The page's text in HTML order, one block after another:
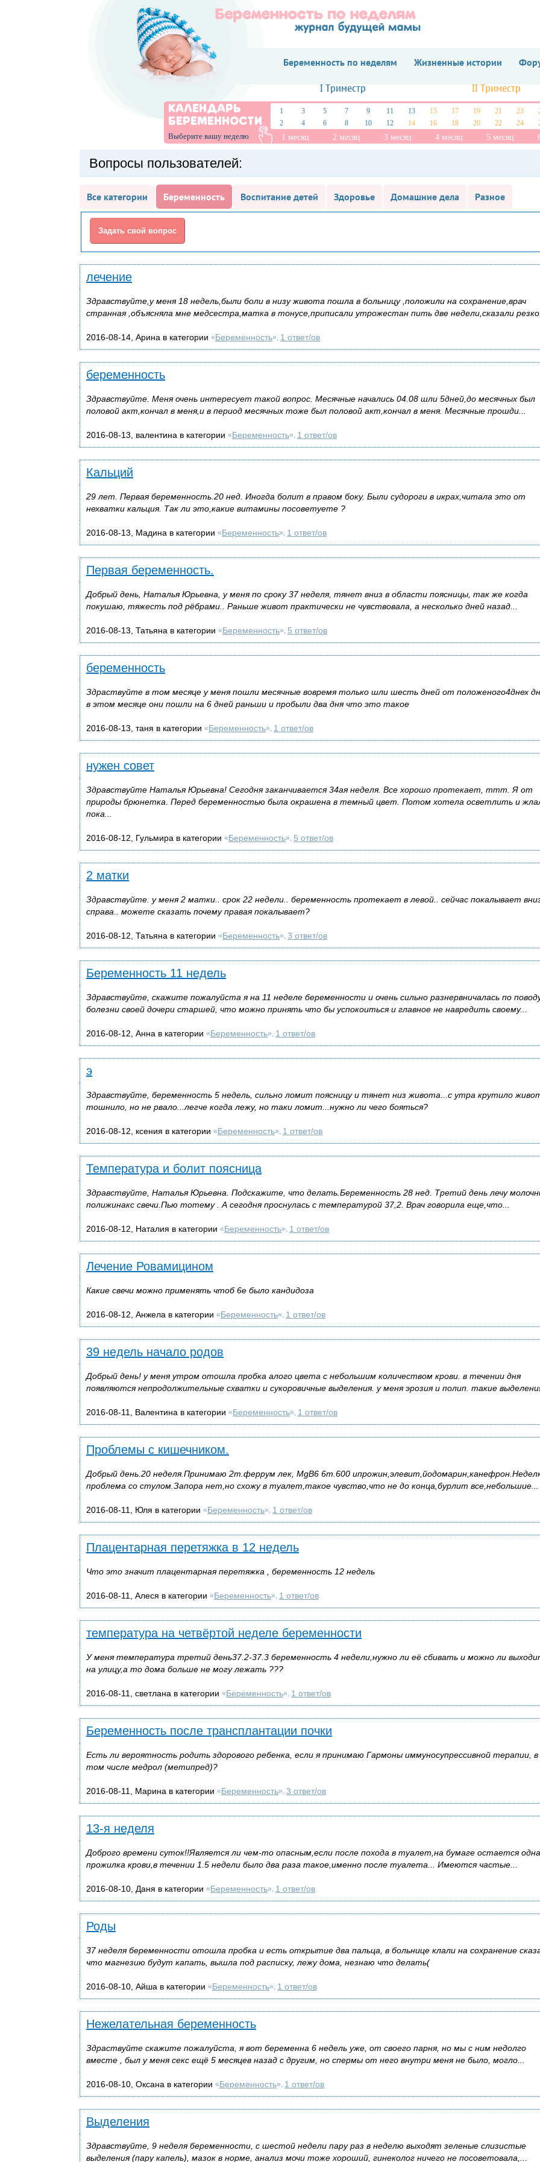
Беременность по неделям Жизненные истории
I Триместр II Триместр
КАЛЕНДАРЬ
БЕРЕМЕННОСТИ
Выберите вашу неделю
1 3 5 7 9 11 13 15 17 19 21 23
2
4 6 8 10 12 14 16 18 20 22 24
1 месяц 2 месяц 3 месяц 4 месяц 5 месяц
Вопросы пользователей:
Все категории Беременность Воспитание детей Здоровье Домашние дела Разное
Задать свой вопрос
лечение
Здравствуйте,у меня 18 недель,были боли в низу живота пошла в больницу ,положили на сохранение,врач
странная ,объясняла мне медсестра,матка в тонусе,приписали утрожестан пить две недели,сказали
2016-08-14, Арина в категории «Беременность», 1 ответ/ов
беременность
Здравствуйте. Меня очень интересует такой вопрос. Месячные начались 04.08 шли 5дней,до месячных был
половой акт,кончал в меня,и в период месячных тоже был половой акт,кончал в меня. Месячные прошди...
2016-08-13, валентина в категории «Беременность», 1 ответ/ов
Кальций
29 лет. Первая беременность.20 нед. Иногда болит в правом боку. Были судороги в икрах,читала это от
нехватки кальция. Так ли это,какие витамины посоветуете ?
2016-08-13, Мадина в категории «Беременность», 1 ответ/ов
Первая беременность.
Добрый день, Наталья Юрьевна, у меня по сроку 37 неделя, тянет вниз в области поясницы, так же когда
покушаю, тяжесть под рёбрами.. Раньше живот практически не чувствовала, а несколько дней назад...
2016-08-13, Татьяна в категории «Беременность», 5 ответ/ов
беременность
Здраствуйте в том месяце у меня пошли месячные вовремя только шли шесть дней от положеного4днех
в этом месяце они пошли на 6 дней раньши и пробыли два дня что это такое
2016-08-13, таня в категории «Беременность», 1 ответ/ов
нужен совет
Здравствуйте Наталья Юрьевна! Сегодня заканчивается 34ая неделя. Все хорошо протекает, ттт. Я от
природы брюнетка. Перед беременностью была окрашена в темный цвет. Потом хотела осветлить и
пока...
2016-08-12, Гульмира в категории «Беременность», 5 ответ/ов
2 матки
Здравствуйте. у меня 2 матки.. срок 22 недели.. беременность протекает в левой.. сейчас покалывает
справа.. можете сказать почему правая покалывает?
2016-08-12, Татьяна в категории «Беременность», 3 ответ/ов
Беременность 11 недель
Здравствуйте, скажите пожалуйста я на 11 неделе беременности и очень сильно разнервничалась по
болезни своей дочери старшей, что можно принять что бы успокоиться и главное не навредить своему...
2016-08-12, Анна в категории «Беременность», 1 ответ/ов
э
Здравствуйте, беременность 5 недель, сильно ломит поясницу и тянет низ живота...с утра крутило
тошнило, но не рвало...легче когда лежу, но таки ломит...нужно ли чего бояться?
2016-08-12, ксения в категории «Беременность», 1 ответ/ов
Температура и болит поясница
Здравствуйте, Наталья Юрьевна. Подскажите, что делать.Беременность 28 нед. Третий день лечу
полижинакс свечи.Пью тотему . А сегодня проснулась с температурой 37,2. Врач говорила еще,что...
2016-08-12, Наталия в категории «Беременность», 1 ответ/ов
Лечение Ровамицином
Какие свечи можно применять чтоб 6е было кандидоза
2016-08-12, Анжела в категории «Беременность», 1 ответ/ов
39 недель начало родов
Добрый день! у меня утром отошла пробка алого цвета с небольшим количеством крови. в течении дня
появляются непродолжительные схватки и сукоровичные выделения. у меня эрозия и полип. такие
2016-08-11, Валентина в категории «Беременность», 1 ответ/ов
Проблемы с кишечником.
Добрый день.20 неделя.Принимаю 2т.феррум лек, МgB6 6т.600
проблема со стулом.Запора нет,но схожу в туалет,такое чувство,что не до конца,бурлит все,небольшие...
2016-08-11, Юля в категории «Беременность», 1 ответ/ов
Плацентарная перетяжка в 12 недель
Что это значит плацентарная перетяжка , беременность 12 недель
2016-08-11, Алеся в категории «Беременность», 1 ответ/ов
температура на четвёртой неделе беременности
У меня температура третий день37.2-37.3 беременность 4 недели,нужно ли её сбивать и можно ли
на улицу,а то дома больше не могу лежать ???
2016-08-11, светлана в категории «Беременность», 1 ответ/ов
Беременность после трансплантации почки
Есть ли вероятность родить здорового ребенка, если я принимаю Гармоны иммуносупрессивной терапии, в
том числе медрол (метипред)?
2016-08-11, Марина в категории «Беременность», 3 ответ/ов
13-я неделя
Доброго времени суток!!Является ли чем-то опасным,если после похода в туалет,на бумаге остается одна
прожилка крови,в течении 1.5 недели было два раза такое,именно после туалета... Имеются частые...
2016-08-10, Даня в категории «Беременность», 1 ответ/ов
Роды
37 неделя беременности отошла пробка и есть открытие два пальца, в больнице клали на сохранение
что магнезию будут капать, вышла под расписку, лежу дома, незнаю что делать(
2016-08-10, Айша в категории «Беременность», 1 ответ/ов
Нежелательная беременность
Здраствуйте скажите пожалуйста, я вот беременна 6 недель уже, от своего парня, но мы с ним недолго
вместе , был у меня секс ещё 5 месяцев назад с другим, но спермы от него внутри меня не было, могло...
2016-08-10, Оксана в категории «Беременность», 1 ответ/ов
Выделения
Здравствуйте, 9 неделя беременности, с шестой недели пару раз в неделю выходят зеленые слизистые
выделения (пару капель), мазок в норме, анализ мочи тоже хороший, гинеколог ничего не посоветовала,...